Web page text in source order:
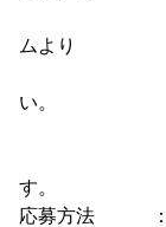
興味を持
ムより
必要事項
い。
※メー
チャンネ
す。
応募方法 ：(1)